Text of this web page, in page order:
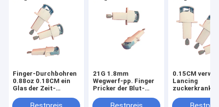
Finger-Durchbohren
0.88oz 0.18CM ein
Glas der Zeit-
Wegwerflanzetten-II
21G 1.8mm
Wegwerf-pp. Finger
Pricker der Blut-
Blutprobe
0.15CM
Lancing
zuckerkranke
Gerät-0.95oz